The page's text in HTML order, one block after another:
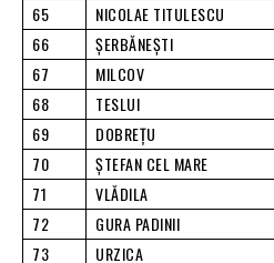
65
NICOLAE TITULESCU
66
ŞERBĂNEŞTI
67
MILCOV
68
TESLUI
69
DOBREŢU
70
ŞTEFAN CEL MARE
71
VLĂDILA
72
GURA PADINII
73
URZICA